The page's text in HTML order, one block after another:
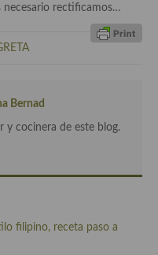
hierbas aromáticas o
necesario rectificamos…
Bernad
y cocinera de este blog.